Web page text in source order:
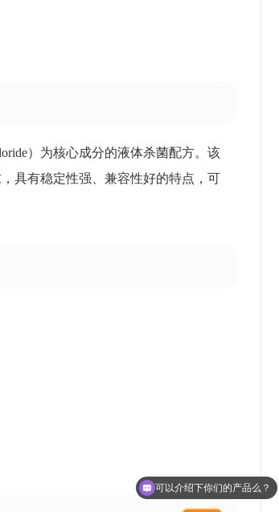
）为核心成分的液体杀菌配方。该
具有稳定性强、兼容性好的特点，可
可以介绍下你们的产品么？